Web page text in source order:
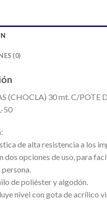
(0)
(CHOCLA) 30 mt. C/POTE
50
de alta resistencia a los
dos opciones de uso, para
persona.
de poliéster y algodón.
nivel con gota de acrílico